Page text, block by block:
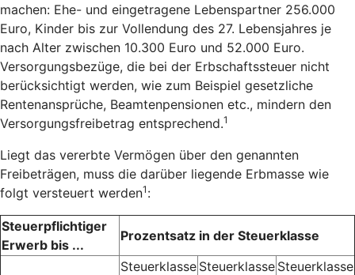
machen: Ehe- und eingetragene Lebenspartner 256.000
Euro, Kinder bis zur Vollendung des 27. Lebensjahres je
nach Alter zwischen 10.300 Euro und 52.000 Euro.
Versorgungsbezüge, die bei der Erbschaftssteuer nicht
berücksichtigt werden, wie zum Beispiel gesetzliche
Rentenansprüche, Beamtenpensionen etc., mindern den
Versorgungsfreibetrag entsprechend.1
Liegt das vererbte Vermögen über den genannten
Freibeträgen, muss die darüber liegende Erbmasse wie
folgt versteuert werden1 :
Steuerpflichtiger
Erwerb bis ...
Prozentsatz in der Steuerklasse
Steuerklasse Steuerklasse Steuerklasse